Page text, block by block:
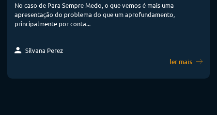
No caso de Para Sempre Medo, o que vemos é mais uma
apresentação do problema do que um aprofundamento,
principalmente por conta...
Silvana Perez
ler mais